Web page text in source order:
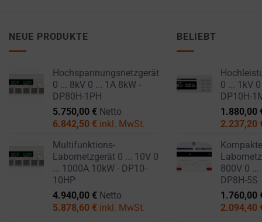
NEUE PRODUKTE
Hochspannungsnetzgerät
0 ... 8kV 0 ... 1A 8kW -
DP80H-1PH
5.750,00 € Netto
6.842,50 € inkl. MwSt.
Multifunktions-
Labornetzgerät 0 ... 10V 0
... 1000A 10kW - DP10-
10HP
4.940,00 € Netto
5.878,60 € inkl. MwSt.
BELIEBT
0 ... 1kV
DP10H-
1.880,00
2.237,20
800V 0 ...
DP8H-5S
1.760,00
2.094,40